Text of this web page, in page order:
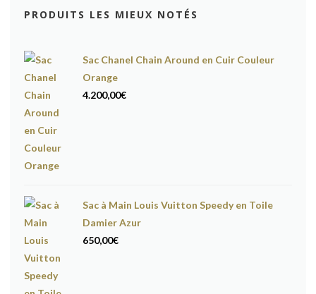
PRODUITS LES MIEUX NOTÉS
Sac Chanel Chain Around en Cuir Couleur
Orange
4.200,00€
Sac à Main Louis Vuitton Speedy en Toile
Damier Azur
650,00€